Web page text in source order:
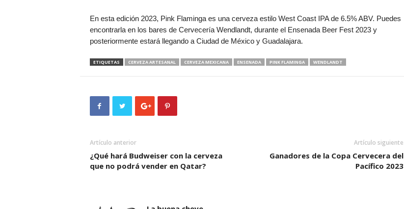
En esta edición 2023, Pink Flaminga es una cerveza estilo West Coast IPA de 6.5% ABV. Puedes
encontrarla en los bares de Cervecería Wendlandt, durante el Ensenada Beer Fest 2023 y
posteriormente estará llegando a Ciudad de México y Guadalajara.
ETIQUETAS CERVEZA ARTESANAL CERVEZA MEXICANA ENSENADA PINK FLAMINGA WENDLANDT
Artículo anterior
¿Qué hará Budweiser con la cerveza
que no podrá vender en Qatar?
Artículo siguiente
Ganadores de la Copa Cervecera del
Pacífico 2023